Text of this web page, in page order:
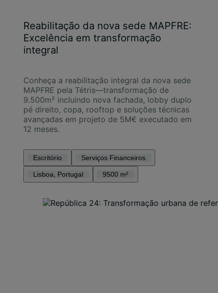
Reabilitação da nova sede MAPFRE:
Excelência em transformação
integral
Conheça a reabilitação integral da nova sede
MAPFRE pela Tétris—transformação de
9.500m² incluindo nova fachada, lobby duplo
pé direito, copa, rooftop e soluções técnicas
avançadas em projeto de 5M€ executado em
12 meses.
Escritório Serviços Financeiros
Lisboa, Portugal 9500 m²